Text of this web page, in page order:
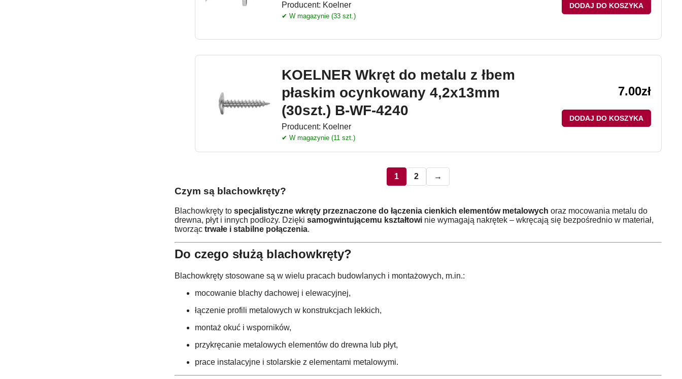
Producent: Koelner
✔ W magazynie (33 szt.)
DODAJ DO KOSZYKA
KOELNER Wkręt do metalu z łbem
płaskim ocynkowany 4,2x13mm
(30szt.) B-WF-4240
Producent: Koelner
✔ W magazynie (11 szt.)
7.00zł
DODAJ DO KOSZYKA
1 2 →
Czym są blachowkręty?
Blachowkręty to specjalistyczne wkręty przeznaczone do łączenia cienkich elementów metalowych oraz mocowania metalu do
drewna, płyt i innych podłoży. Dzięki samogwintującemu kształtowi nie wymagają nakrętek – wkręcają się bezpośrednio w materiał,
tworząc trwałe i stabilne połączenia.
Do czego służą blachowkręty?
Blachowkręty stosowane są w wielu pracach budowlanych i montażowych, m.in.:
mocowanie blachy dachowej i elewacyjnej,
łączenie profili metalowych w konstrukcjach lekkich,
montaż okuć i wsporników,
przykręcanie metalowych elementów do drewna lub płyt,
prace instalacyjne i stolarskie z elementami metalowymi.